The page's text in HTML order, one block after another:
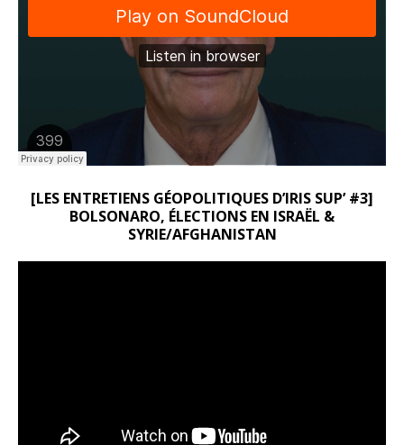
[LES ENTRETIENS GÉOPOLITIQUES D’IRIS SUP’ #3]
BOLSONARO, ÉLECTIONS EN ISRAËL &
SYRIE/AFGHANISTAN